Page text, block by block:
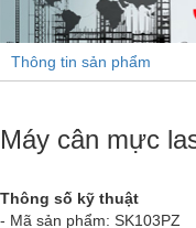
Thông tin sản phẩm
Máy cân mực
Thông số kỹ thuật
- Mã sản phẩm: SK103PZ